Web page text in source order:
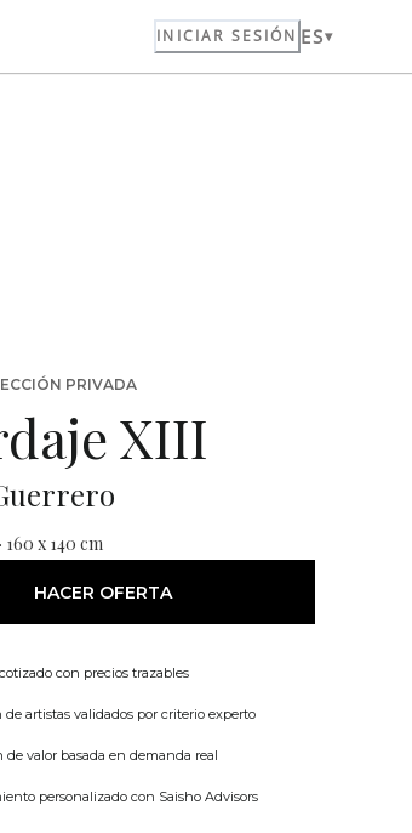
INICIAR SESIÓN ES
PRIVADA
XIII
160 x 140 cm
HACER OFERTA
con precios trazables
de artistas validados por criterio experto
de valor basada en demanda real
personalizado con Saisho Advisors